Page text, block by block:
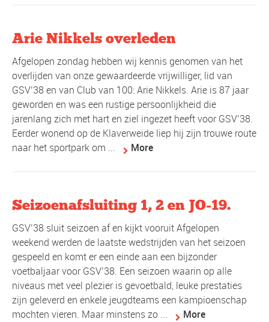
Arie Nikkels overleden
Afgelopen zondag hebben wij kennis genomen van het
overlijden van onze gewaardeerde vrijwilliger, lid van
GSV’38 en van Club van 100: Arie Nikkels. Arie is 87 jaar
geworden en was een rustige persoonlijkheid die
jarenlang zich met hart en ziel ingezet heeft voor GSV’38.
Eerder wonend op de Klaverweide liep hij zijn trouwe route
naar het sportpark om ...
More
Seizoenafsluiting 1, 2 en JO-19.
GSV’38 sluit seizoen af en kijkt vooruit Afgelopen
weekend werden de laatste wedstrijden van het seizoen
gespeeld en komt er een einde aan een bijzonder
voetbaljaar voor GSV’38. Een seizoen waarin op alle
niveaus met veel plezier is gevoetbald, leuke prestaties
zijn geleverd en enkele jeugdteams een kampioenschap
mochten vieren. Maar minstens zo ...
More